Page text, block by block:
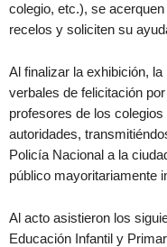
colegio, etc.), se
recelos y soliciten su
Al finalizar la exhibición,
verbales de felicitación
profesores de los
autoridades,
Policía Nacional a la
público mayoritariamente
Al acto asistieron los
Educación Infantil y